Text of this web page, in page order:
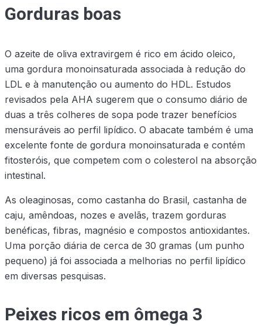
Gorduras boas
O azeite de oliva extravirgem é rico em ácido oleico,
uma gordura monoinsaturada associada à redução do
LDL e à manutenção ou aumento do HDL. Estudos
revisados pela AHA sugerem que o consumo diário de
duas a três colheres de sopa pode trazer benefícios
mensuráveis ao perfil lipídico. O abacate também é uma
excelente fonte de gordura monoinsaturada e contém
fitosteróis, que competem com o colesterol na absorção
intestinal.
As oleaginosas, como castanha do Brasil, castanha de
caju, amêndoas, nozes e avelãs, trazem gorduras
benéficas, fibras, magnésio e compostos antioxidantes.
Uma porção diária de cerca de 30 gramas (um punho
pequeno) já foi associada a melhorias no perfil lipídico
em diversas pesquisas.
Peixes ricos em ômega 3